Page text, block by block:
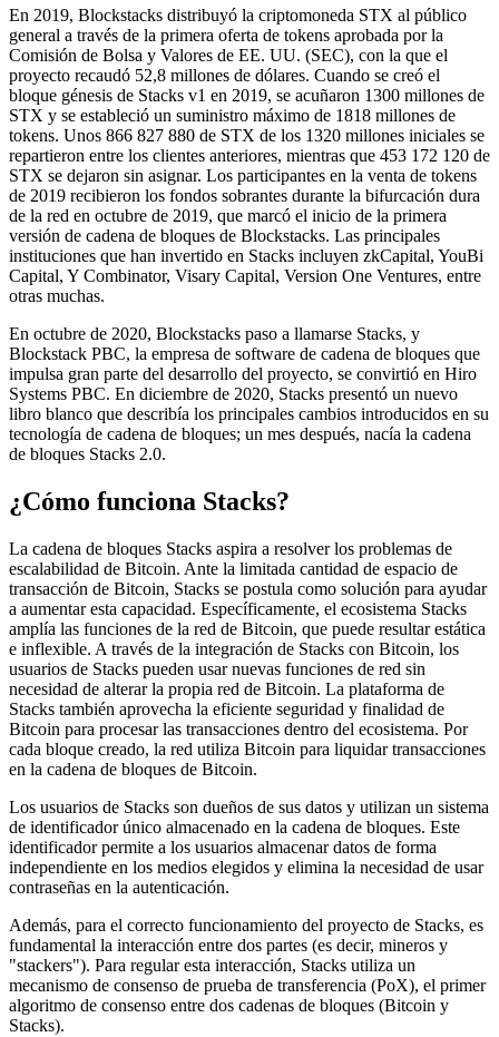
En 2019, Blockstacks distribuyó la criptomoneda STX al público
general a través de la primera oferta de tokens aprobada por la
Comisión de Bolsa y Valores de EE. UU. (SEC), con la que el
proyecto recaudó 52,8 millones de dólares. Cuando se creó el
bloque génesis de Stacks v1 en 2019, se acuñaron 1300 millones de
STX y se estableció un suministro máximo de 1818 millones de
tokens. Unos 866 827 880 de STX de los 1320 millones iniciales se
repartieron entre los clientes anteriores, mientras que 453 172 120 de
STX se dejaron sin asignar. Los participantes en la venta de tokens
de 2019 recibieron los fondos sobrantes durante la bifurcación dura
de la red en octubre de 2019, que marcó el inicio de la primera
versión de cadena de bloques de Blockstacks. Las principales
instituciones que han invertido en Stacks incluyen zkCapital, YouBi
Capital, Y Combinator, Visary Capital, Version One Ventures, entre
otras muchas.
En octubre de 2020, Blockstacks paso a llamarse Stacks, y
Blockstack PBC, la empresa de software de cadena de bloques que
impulsa gran parte del desarrollo del proyecto, se convirtió en Hiro
Systems PBC. En diciembre de 2020, Stacks presentó un nuevo
libro blanco que describía los principales cambios introducidos en su
tecnología de cadena de bloques; un mes después, nacía la cadena
de bloques Stacks 2.0.
¿Cómo funciona Stacks?
La cadena de bloques Stacks aspira a resolver los problemas de
escalabilidad de Bitcoin. Ante la limitada cantidad de espacio de
transacción de Bitcoin, Stacks se postula como solución para ayudar
a aumentar esta capacidad. Específicamente, el ecosistema Stacks
amplía las funciones de la red de Bitcoin, que puede resultar estática
e inflexible. A través de la integración de Stacks con Bitcoin, los
usuarios de Stacks pueden usar nuevas funciones de red sin
necesidad de alterar la propia red de Bitcoin. La plataforma de
Stacks también aprovecha la eficiente seguridad y finalidad de
Bitcoin para procesar las transacciones dentro del ecosistema. Por
cada bloque creado, la red utiliza Bitcoin para liquidar transacciones
en la cadena de bloques de Bitcoin.
Los usuarios de Stacks son dueños de sus datos y utilizan un sistema
de identificador único almacenado en la cadena de bloques. Este
identificador permite a los usuarios almacenar datos de forma
independiente en los medios elegidos y elimina la necesidad de usar
contraseñas en la autenticación.
Además, para el correcto funcionamiento del proyecto de Stacks, es
fundamental la interacción entre dos partes (es decir, mineros y
"stackers"). Para regular esta interacción, Stacks utiliza un
mecanismo de consenso de prueba de transferencia (PoX), el primer
algoritmo de consenso entre dos cadenas de bloques (Bitcoin y
Stacks).